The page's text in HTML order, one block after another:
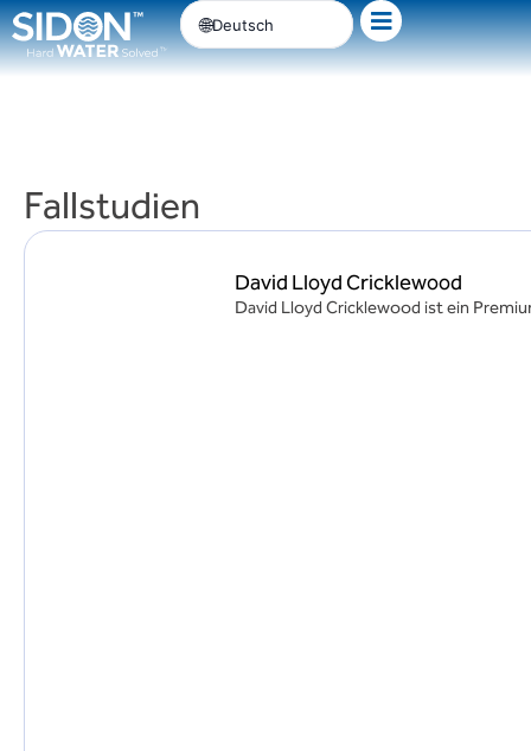
Zum
Inhalt
springen
Deutsch
Fallstudien
David Lloyd Cricklewood
David Lloyd Cricklewood ist ein